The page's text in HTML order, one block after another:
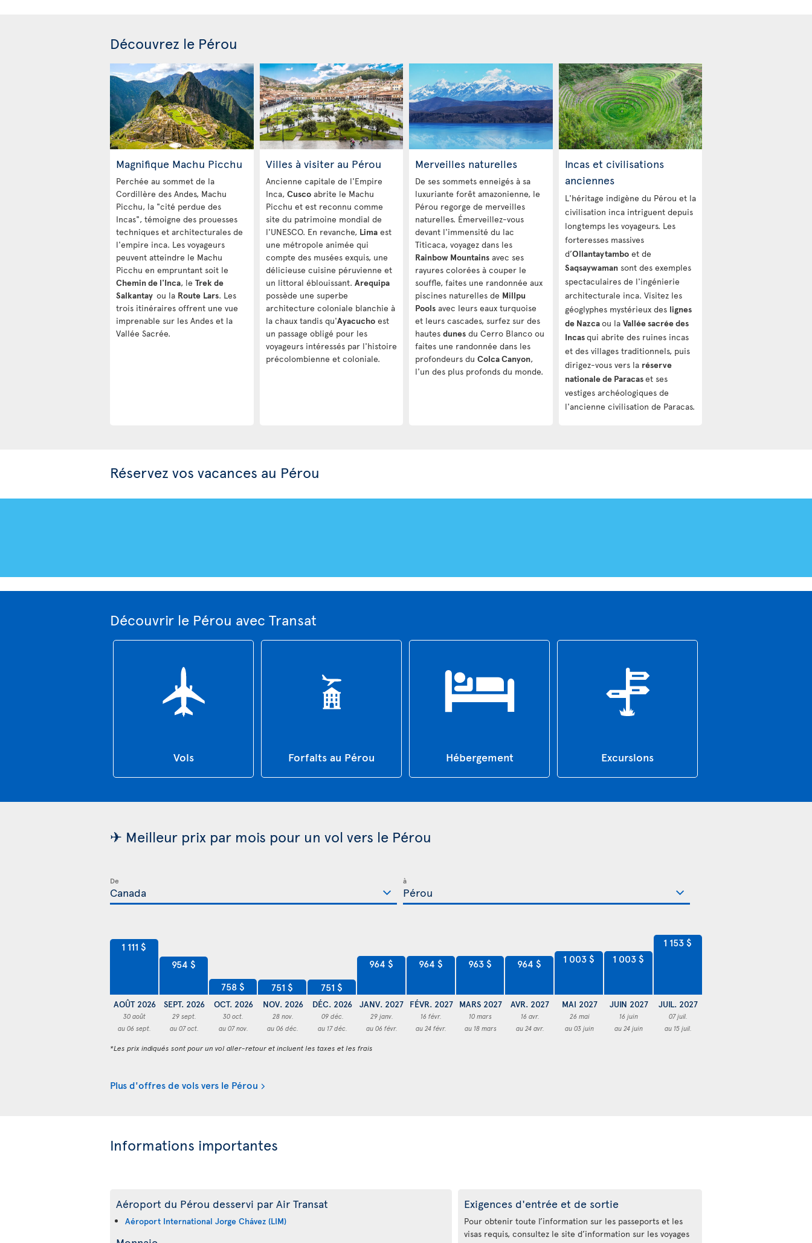
Découvrez le Pérou
Magnifique Machu Picchu
Perchée au sommet de la
Cordillère des Andes, Machu
Picchu, la "cité perdue des
Incas", témoigne des prouesses
techniques et architecturales de
l'empire inca. Les voyageurs
peuvent atteindre le Machu
Picchu en empruntant soit le
Chemin de l'Inca, le Trek de
Salkantay ou la Route Lars. Les
trois itinéraires offrent une vue
imprenable sur les Andes et la
Vallée Sacrée.
Villes à visiter au Pérou
Ancienne capitale de l'Empire
Inca, Cuscoabrite le Machu
Picchu et est reconnu comme
site du patrimoine mondial de
l'UNESCO. En revanche, Limaest
une métropole animée qui
compte des musées exquis, une
délicieuse cuisine péruvienne et
un littoral éblouissant. Arequipa
possède une superbe
architecture coloniale blanchie à
la chaux tandis qu'Ayacuchoest
un passage obligé pour les
voyageurs intéressés par l'histoire
précolombienne et coloniale.
Merveilles naturelles
De ses sommets enneigés à sa
luxuriante forêt amazonienne, le
Pérou regorge de merveilles
naturelles. Émerveillez-vous
devant l'immensité du lac
Titicaca, voyagez dans les
Rainbow Mountains avec ses
rayures colorées à couper le
souffle, faites une randonnée aux
piscines naturelles de Millpu
Pools avec leurs eaux turquoise
et leurs cascades, surfez sur des
hautes dunes du Cerro Blanco ou
faites une randonnée dans les
profondeurs du Colca Canyon,
l'un des plus profonds du monde.
Incas et civilisations
anciennes
L'héritage indigène du Pérou et la
civilisation inca intriguent depuis
longtemps les voyageurs. Les
forteresses massives
d’Ollantaytamboet de
Saqsaywamansont des exemples
spectaculaires de l'ingénierie
architecturale inca. Visitez les
géoglyphes mystérieux des lignes
de Nazcaou la Vallée sacrée des
Incasqui abrite des ruines incas
et des villages traditionnels, puis
dirigez-vous vers la réserve
nationale de Paracaset ses
vestiges archéologiques de
l'ancienne civilisation de Paracas.
Réservez vos vacances au Pérou
Découvrir le Pérou avec Transat
Vols Forfaits au Pérou Hébergement Excursions
✈ Meilleur prix par mois pour un vol vers le Pérou
De à
1 111 $
AOÛT 2026
30 août
au 06 sept.
954 $
SEPT. 2026
29 sept.
au 07 oct.
758 $
OCT. 2026
30 oct.
au 07 nov.
751 $
NOV. 2026
28 nov.
au 06 déc.
751 $
DÉC. 2026
09 déc.
au 17 déc.
964 $
JANV. 2027
29 janv.
au 06 févr.
964 $
FÉVR. 2027
16 févr.
au 24 févr.
963 $
MARS 2027
10 mars
au 18 mars
964 $
AVR. 2027
16 avr.
au 24 avr.
1 003 $
MAI 2027
26 mai
au 03 juin
1 003 $
JUIN 2027
16 juin
au 24 juin
1 153 $
JUIL. 2027
07 juil.
au 15 juil.
*Les prix indiqués sont pour un vol aller-retour et incluent les taxes et les frais
Plus d'offres de vols vers le Pérou
Informations importantes
Aéroport du Pérou desservi par Air Transat
Aéroport International Jorge Chávez (LIM)
Exigences d'entrée et de sortie
Pour obtenir toute l’information sur les passeports et les
visas requis, consultez le site d’information sur les voyages